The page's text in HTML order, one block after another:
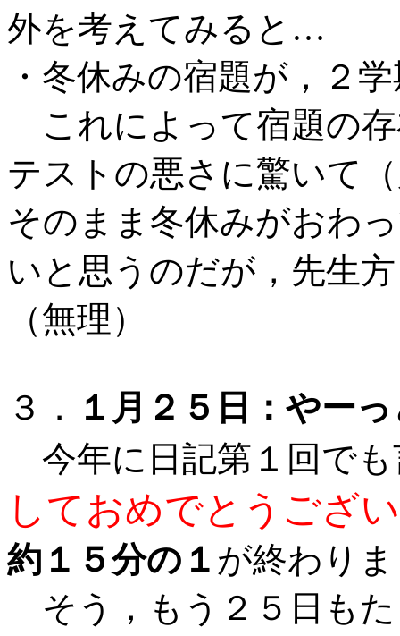
外を考えてみると…
・冬休みの宿題が，２
これによって宿題の
テストの悪さに驚いて
そのまま冬休みがおわ
いと思うのだが，先生
（無理）
３．
１月２５日：やー
今年に日記第１回で
しておめでとうござ
約１５分の１ が終わり
そう，もう２５日も